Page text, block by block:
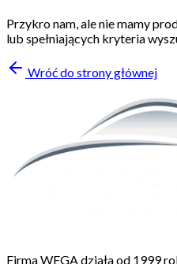
Przykro nam, ale nie mamy
lub spełniających kryteria
Wróć do strony głównej
Firma WEGA działa od 1999